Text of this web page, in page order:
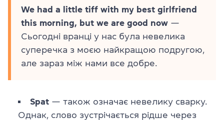
We had a little tiff with my best girlfriend
this morning, but we are good now —
Сьогодні вранці у нас була невелика
суперечка з моєю найкращою подругою,
але зараз між нами все добре.
Spat — також означає невелику сварку.
Однак, слово зустрічається рідше через